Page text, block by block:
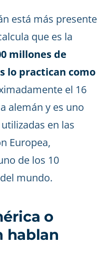
está más presente
que es la
millones de
lo practican como
el 16
alemán y es uno
en las
Europea,
de los 10
mundo.
o
hablan